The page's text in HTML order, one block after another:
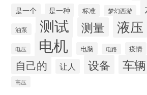
是一个 是一种 标准 梦幻西游
油泵 测试 测量 液压
电压 电机 电脑 电路 疫情
自己的 让人 设备 车辆
高压